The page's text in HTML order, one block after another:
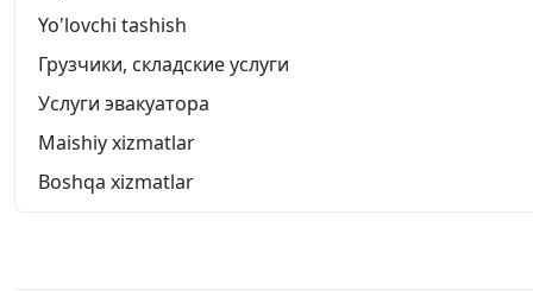
Yo'lovchi tashish
Грузчики, складские услуги
Услуги эвакуатора
Maishiy xizmatlar
Boshqa xizmatlar